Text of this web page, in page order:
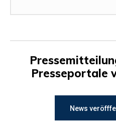
Presseportale
News